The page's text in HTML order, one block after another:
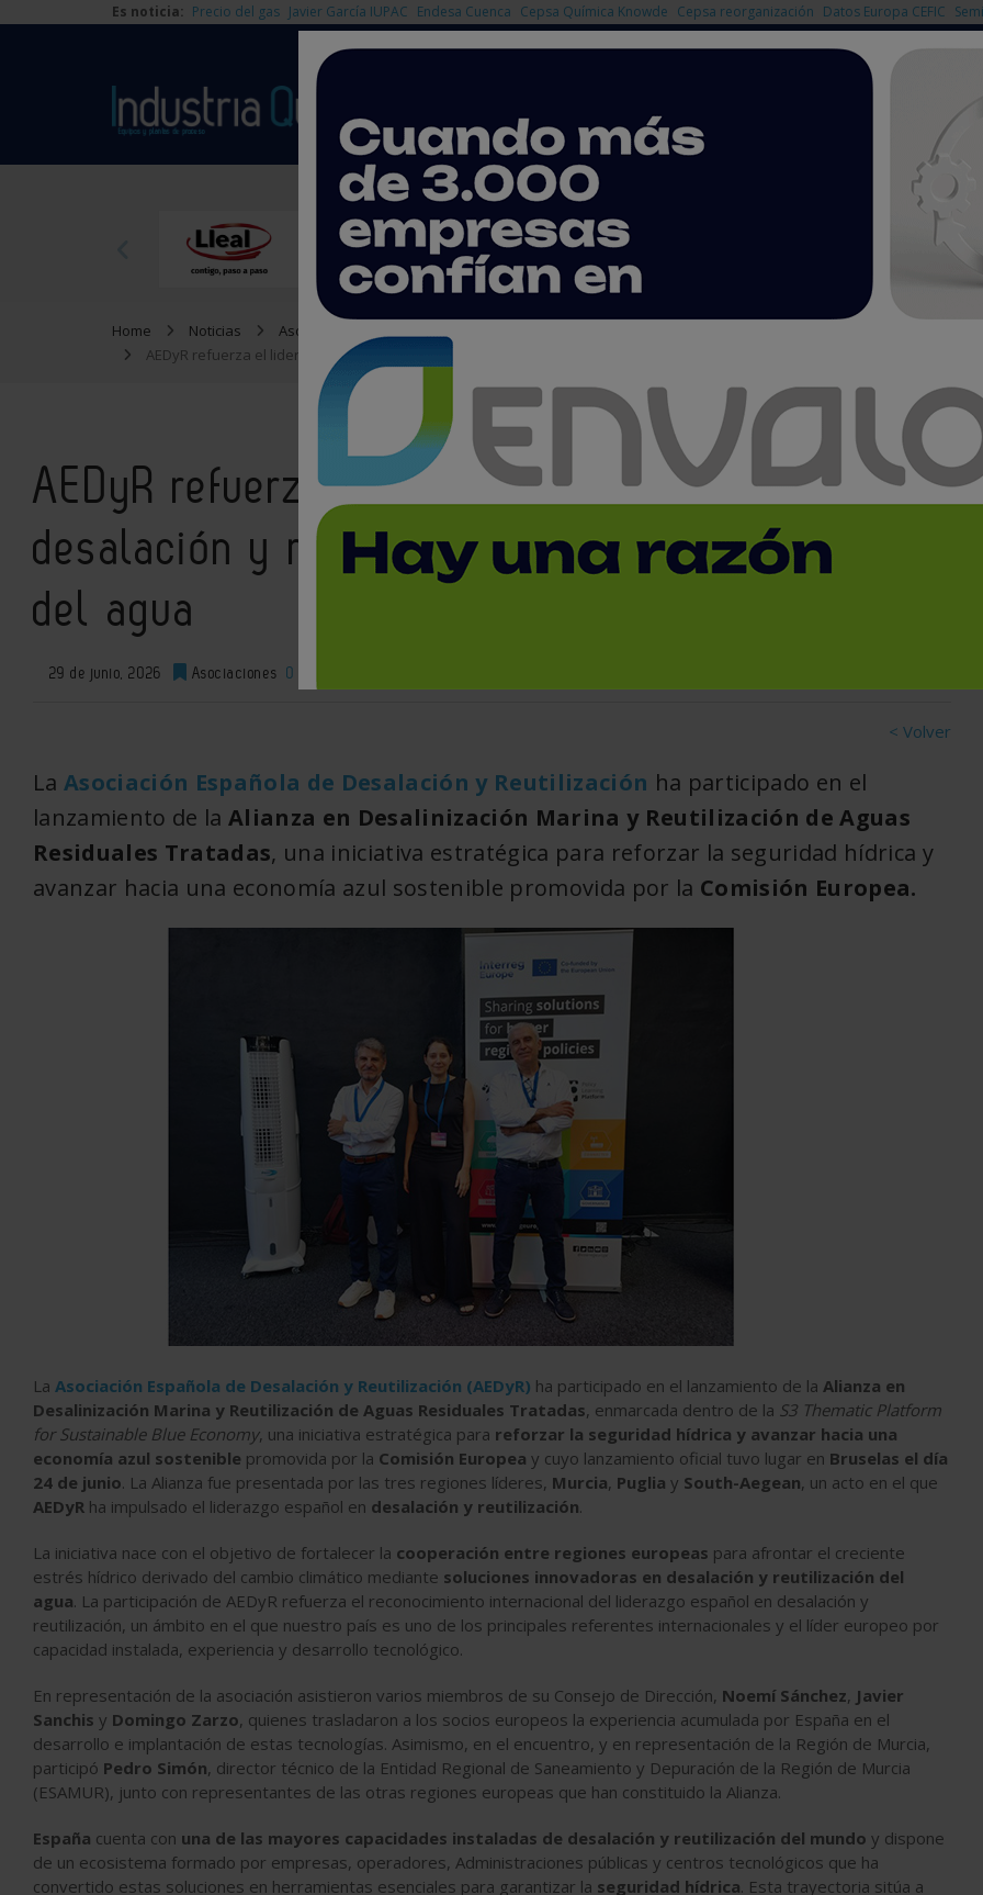
Es noticia: Precio del gas Javier García IUPAC Endesa Cuenca Cepsa Química Knowde Cepsa reorganización Datos Europa CEFIC
Home Noticias
Asociaciones
AEDyR refuerza el liderazgo de España en desalación y reutilización en la alianza europea del agua
AEDyR refuerza el liderazgo de España en
desalación y reutilización en la alianza europea
del agua
29 de junio, 2026 Asociaciones 0
< Volver
La Asociación Española de Desalación y Reutilización ha participado en el
lanzamiento de la Alianza en Desalinización Marina y Reutilización de Aguas
Residuales Tratadas, una iniciativa estratégica para reforzar la seguridad hídrica y
avanzar hacia una economía azul sostenible promovida por la Comisión Europea.
La Asociación Española de Desalación y Reutilización (AEDyR) ha participado en el lanzamiento de la Alianza en
Desalinización Marina y Reutilización de Aguas Residuales Tratadas, enmarcada dentro de la S3 Thematic Platform
for Sustainable Blue Economy, una iniciativa estratégica para reforzar la seguridad hídrica y avanzar hacia una
economía azul sostenible promovida por la Comisión Europea y cuyo lanzamiento oficial tuvo lugar en Bruselas el día
24 de junio. La Alianza fue presentada por las tres regiones líderes, Murcia, Puglia y South-Aegean, un acto en el que
AEDyR ha impulsado el liderazgo español en desalación y reutilización.
La iniciativa nace con el objetivo de fortalecer la cooperación entre regiones europeas para afrontar el creciente
estrés hídrico derivado del cambio climático mediante soluciones innovadoras en desalación y reutilización del
agua. La participación de AEDyR refuerza el reconocimiento internacional del liderazgo español en desalación y
reutilización, un ámbito en el que nuestro país es uno de los principales referentes internacionales y el líder europeo por
capacidad instalada, experiencia y desarrollo tecnológico.
En representación de la asociación asistieron varios miembros de su Consejo de Dirección, Noemí Sánchez, Javier
Sanchis y Domingo Zarzo, quienes trasladaron a los socios europeos la experiencia acumulada por España en el
desarrollo e implantación de estas tecnologías. Asimismo, en el encuentro, y en representación de la Región de Murcia,
participó Pedro Simón, director técnico de la Entidad Regional de Saneamiento y Depuración de la Región de Murcia
(ESAMUR), junto con representantes de las otras regiones europeas que han constituido la Alianza.
España cuenta con una de las mayores capacidades instaladas de desalación y reutilización del mundo y dispone
de un ecosistema formado por empresas, operadores, Administraciones públicas y centros tecnológicos que ha
convertido estas soluciones en herramientas esenciales para garantizar la seguridad hídrica. Esta trayectoria sitúa a